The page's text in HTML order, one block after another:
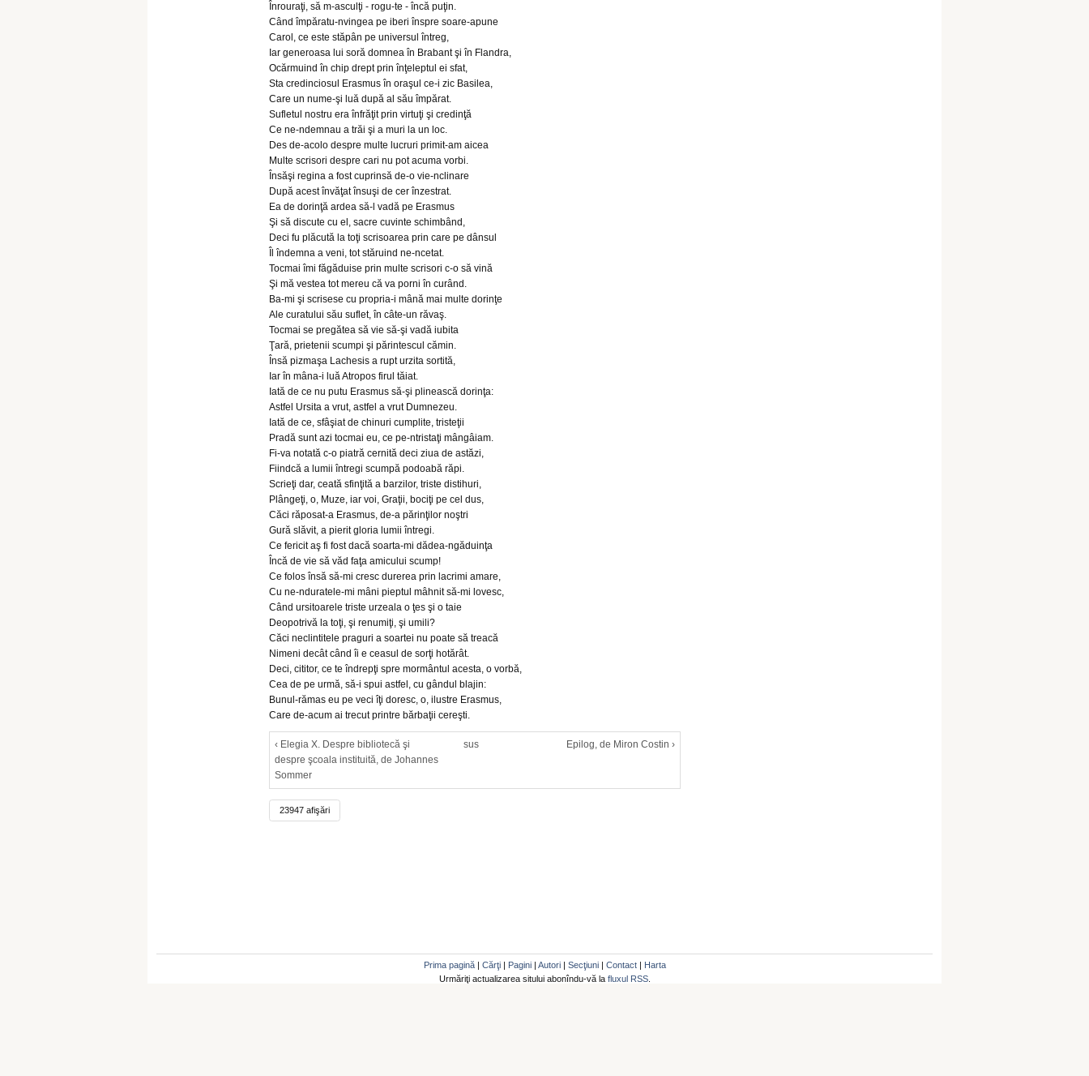
Înrouraţi, să m-asculţi - rogu-te - încă puţin.
Când împăratu-nvingea pe iberi înspre soare-apune
Carol, ce este stăpân pe universul întreg,
Iar generoasa lui soră domnea în Brabant şi în Flandra,
Ocărmuind în chip drept prin înţeleptul ei sfat,
Sta credinciosul Erasmus în oraşul ce-i zic Basilea,
Care un nume-şi luă după al său împărat.
Sufletul nostru era înfrăţit prin virtuţi şi credinţă
Ce ne-ndemnau a trăi şi a muri la un loc.
Des de-acolo despre multe lucruri primit-am aicea
Multe scrisori despre cari nu pot acuma vorbi.
Însăşi regina a fost cuprinsă de-o vie-nclinare
După acest învăţat însuşi de cer înzestrat.
Ea de dorinţă ardea să-l vadă pe Erasmus
Şi să discute cu el, sacre cuvinte schimbând,
Deci fu plăcută la toţi scrisoarea prin care pe dânsul
Îl îndemna a veni, tot stăruind ne-ncetat.
Tocmai îmi făgăduise prin multe scrisori c-o să vină
Şi mă vestea tot mereu că va porni în curând.
Ba-mi şi scrisese cu propria-i mână mai multe dorinţe
Ale curatului său suflet, în câte-un răvaş.
Tocmai se pregătea să vie să-şi vadă iubita
Ţară, prietenii scumpi şi părintescul cămin.
Însă pizmaşa Lachesis a rupt urzita sortită,
Iar în mâna-i luă Atropos firul tăiat.
Iată de ce nu putu Erasmus să-şi plinească dorinţa:
Astfel Ursita a vrut, astfel a vrut Dumnezeu.
Iată de ce, sfâşiat de chinuri cumplite, tristeţii
Pradă sunt azi tocmai eu, ce pe-ntristaţi mângâiam.
Fi-va notată c-o piatră cernită deci ziua de astăzi,
Fiindcă a lumii întregi scumpă podoabă răpi.
Scrieţi dar, ceată sfinţită a barzilor, triste distihuri,
Plângeţi, o, Muze, iar voi, Graţii, bociţi pe cel dus,
Căci răposat-a Erasmus, de-a părinţilor noştri
Gură slăvit, a pierit gloria lumii întregi.
Ce fericit aş fi fost dacă soarta-mi dădea-ngăduinţa
Încă de vie să văd faţa amicului scump!
Ce folos însă să-mi cresc durerea prin lacrimi amare,
Cu ne-nduratele-mi mâni pieptul mâhnit să-mi lovesc,
Când ursitoarele triste urzeala o ţes şi o taie
Deopotrivă la toţi, şi renumiţi, şi umili?
Căci neclintitele praguri a soartei nu poate să treacă
Nimeni decât când îi e ceasul de sorţi hotărât.
Deci, cititor, ce te îndrepţi spre mormântul acesta, o vorbă,
Cea de pe urmă, să-i spui astfel, cu gândul blajin:
Bunul-rămas eu pe veci îţi doresc, o, ilustre Erasmus,
Care de-acum ai trecut printre bărbaţii cereşti.
‹ Elegia X. Despre bibliotecă şi
despre şcoala instituită, de Johannes
Sommer
sus Epilog, de Miron Costin ›
23947 afişări
Prima pagină| Cărţi| Pagini| Autori| Secţiuni| Contact| Harta
Urmăriţi actualizarea sitului abonîndu-vă la fluxul RSS.